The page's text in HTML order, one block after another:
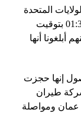
المتحدة
عبر الأردن، “وصلنا في الساعة 4:30 صباحا (01:30 بتوقيت
أبلغونا أنها
إنها حجزت
طيران
عمان ومواصلة